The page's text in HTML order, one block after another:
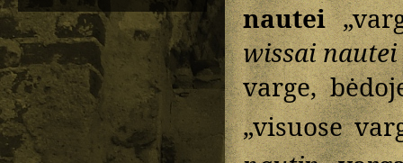
nautei
wissai nautei
varge,
„visuose